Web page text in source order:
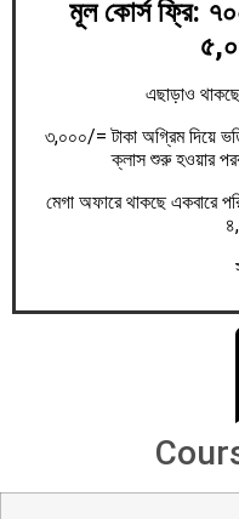
মূল কোর্স ফ্রি:
এছাড়াও থাকছে
৩,০০০/= টাকা অগ্রিম দিয়ে
ক্লাস শুরু হওয়ার
মেগা অফারে থাকছে একবারে